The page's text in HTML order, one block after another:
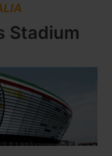
Stadium